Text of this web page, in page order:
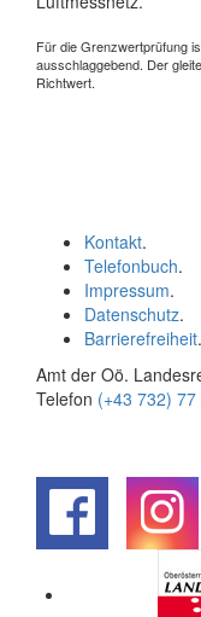
Für die Grenzwertprüfung
ausschlaggebend. Der
Richtwert.
Kontakt.
Telefonbuch.
Impressum.
Datenschutz.
Barrierefreiheit.
Amt der Oö.
Telefon (+43 732) 77